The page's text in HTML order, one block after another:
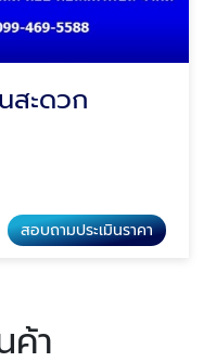
สะดวก
สอบถามประเมินราคา
ค้า